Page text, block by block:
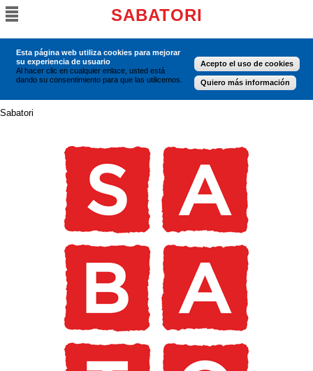
SABATORI
Esta página web utiliza cookies para mejorar
su experiencia de usuario
Al hacer clic en cualquier enlace, usted está
dando su consentimiento para que las utilicemos.
Acepto el uso de cookies
Quiero más información
Sabatori